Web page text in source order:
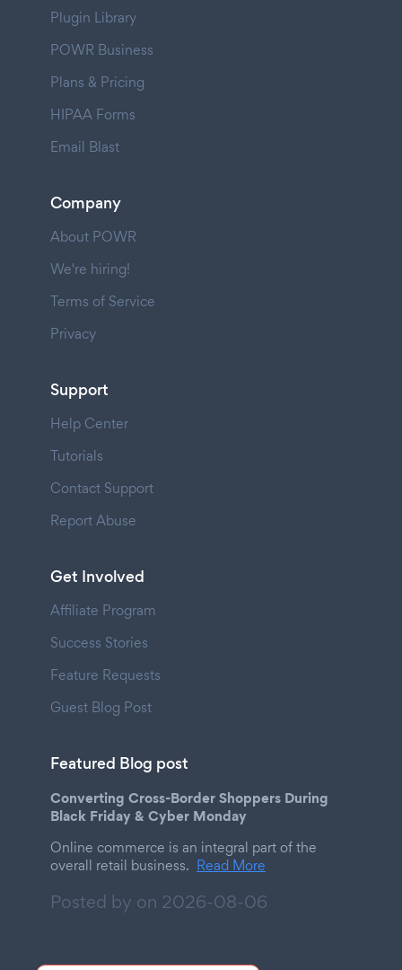
Plugin Library
POWR Business
Plans & Pricing
HIPAA Forms
Email Blast
Company
About POWR
We're hiring!
Terms of Service
Privacy
Support
Help Center
Tutorials
Contact Support
Report Abuse
Get Involved
Affiliate Program
Success Stories
Feature Requests
Guest Blog Post
Featured Blog post
Converting Cross-Border Shoppers During
Black Friday & Cyber Monday
Online commerce is an integral part of the
overall retail business. Read More
Posted by on 2026-08-06